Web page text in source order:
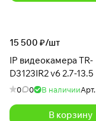
15 500 ₽/шт
IP видеокамера TR-
D3123IR2 v6 2.7-13.5
0 0 В наличииАрт.
В корзину